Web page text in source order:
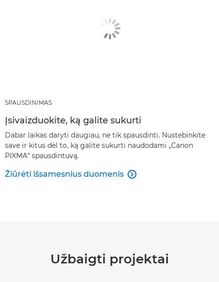
SPAUSDINIMAS
Įsivaizduokite, ką galite sukurti
Dabar laikas daryti daugiau, ne tik spausdinti. Nustebinkite
save ir kitus dėl to, ką galite sukurti naudodami „Canon
PIXMA“ spausdintuvą.
Žiūrėti išsamesnius duomenis 
Užbaigti projektai